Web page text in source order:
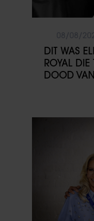
DIT WAS
ROYAL DIE
DOOD